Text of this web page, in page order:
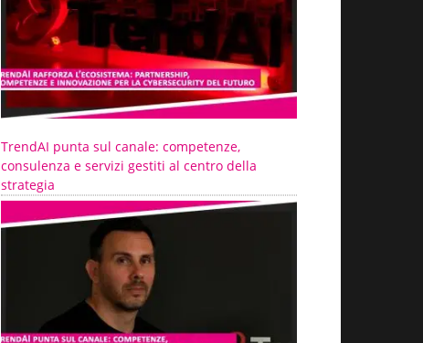
TrendAI punta sul canale: competenze,
consulenza e servizi gestiti al centro della
strategia